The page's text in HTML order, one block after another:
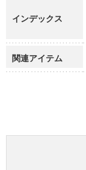
インデックス
関連アイテム